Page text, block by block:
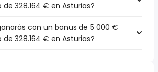
de 328.164 € en Asturias?
con un bonus de 5 000 €
de 328.164 € en Asturias?